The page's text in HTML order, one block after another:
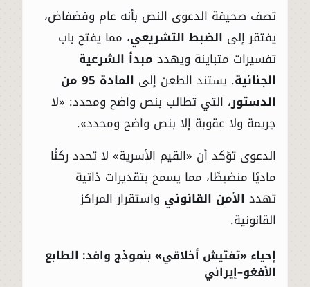
تصف صحيفة الدعوى النص بأنه عام وفضفاض،
يفتقر إلى الضبط التشريعي، مما يفتح باب
تفسيرات متباينة ويهدد مبدأ الشرعية
الجنائية. يستند الطعن إلى
المادة 95 من
الدستور، التي تطالب بنص واضح ومحدد: «لا
جريمة ولا عقوبة إلا بنص واضح ومحدد».
الدعوى تؤكد أن «القيم الأسرية» لا تحدد ركنًا
ماديًا منضبطًا، مما يسمح بتقديرات ذاتية
تهدد الأمن القانوني واستقرار المراكز
القانونية.
إحياء «تفتيش أخلاقي» بنموذج وافد: الطابع
الأفغو–إيراني